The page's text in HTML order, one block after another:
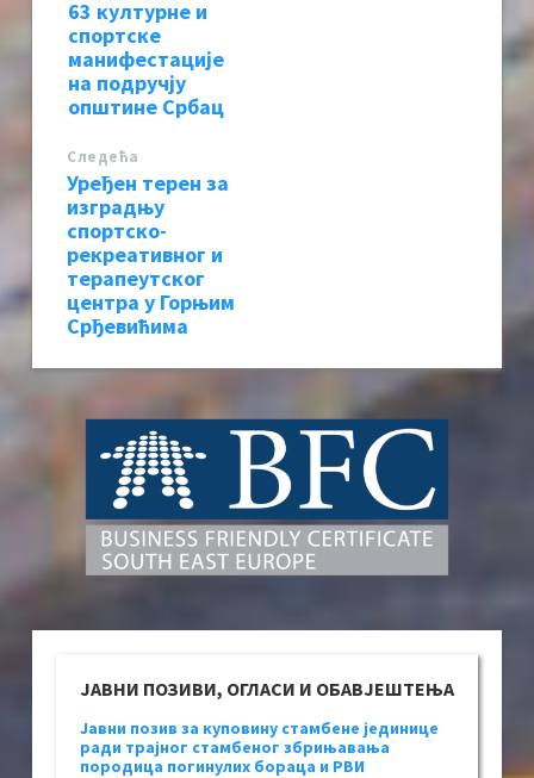
63 културне и
спортске
манифестације
на подручју
општине Србац
Следећa
Уређен терен за
изградњу
спортско-
рекреативног и
терапеутског
центра у Горњим
Срђевићима
ЈАВНИ ПОЗИВИ, ОГЛАСИ И ОБАВЈЕШТЕЊА
Јавни позив за куповину стамбене јединице
ради трајног стамбеног збрињавања
породица погинулих бораца и РВИ